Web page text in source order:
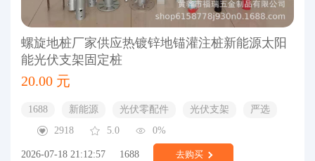
螺旋地桩厂家供应热镀锌地锚灌注桩新能源太阳
能光伏支架固定桩
20.00 元
1688 新能源 光伏零配件 光伏支架
严选
2918
5.0 0%
2026-07-18 21:12:57 1688 去购买